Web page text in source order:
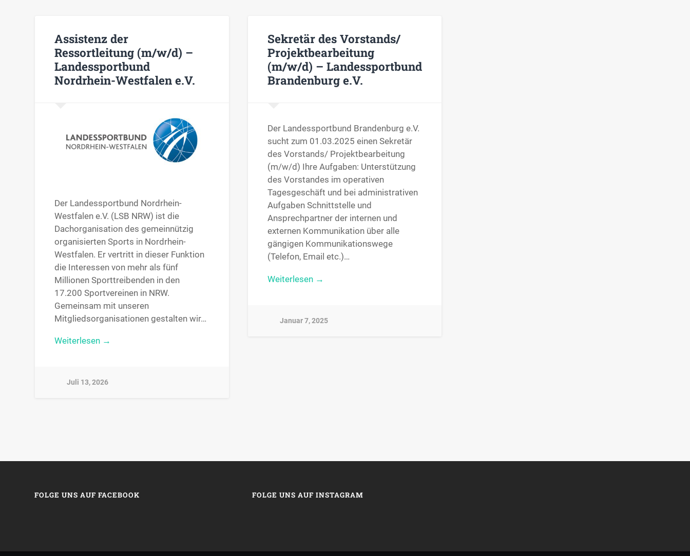
Assistenz der
Ressortleitung (m/w/d) –
Landessportbund
Nordrhein-Westfalen e.V.
Der Landessportbund Nordrhein-
Westfalen e.V. (LSB NRW) ist die
Dachorganisation des gemeinnützig
organisierten Sports in Nordrhein-
Westfalen. Er vertritt in dieser Funktion
die Interessen von mehr als fünf
Millionen Sporttreibenden in den
17.200 Sportvereinen in NRW.
Gemeinsam mit unseren
Mitgliedsorganisationen gestalten wir…
Weiterlesen →
Juli 13, 2026
Sekretär des Vorstands/
Projektbearbeitung
(m/w/d) – Landessportbund
Brandenburg e.V.
Der Landessportbund Brandenburg e.V.
sucht zum 01.03.2025 einen Sekretär
des Vorstands/ Projektbearbeitung
(m/w/d) Ihre Aufgaben: Unterstützung
des Vorstandes im operativen
Tagesgeschäft und bei administrativen
Aufgaben Schnittstelle und
Ansprechpartner der internen und
externen Kommunikation über alle
gängigen Kommunikationswege
(Telefon, Email etc.)…
Weiterlesen →
Januar 7, 2025
FOLGE UNS AUF FACEBOOK FOLGE UNS AUF INSTAGRAM